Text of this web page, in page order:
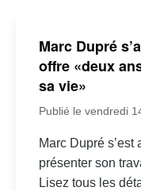
Marc Dupré
offre «deux
sa vie»
Publié le vendredi
Marc Dupré
présenter son
Lisez tous les